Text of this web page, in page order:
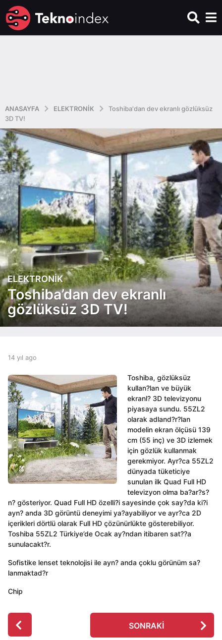
ANASAYFA ELEKTRONIK
Toshiba'dan dev ekranlı gözlüksüz
3D TV!
1
4
y
ı
1
4
y
ı
l
a
g
o
ELEKTRONIK
Toshiba’dan dev ekranlı
gözlüksüz 3D TV!
b
a
d
m
i
n
14 yıl ago
y
ı
l
a
g
o
Toshiba, gözlüksüz
kullan?lan ve büyük
ekranl? 3D televizyonu
piyasaya sundu. 55ZL2
olarak adland?r?lan
modelin ekran ölçüsü 139
cm (55 inç) ve 3D izlemek
için gözlük kullanmak
gerekmiyor. Ayr?ca 55ZL2
dünyada tüketiciye
sunulan ilk Quad Full HD
televizyon olma ba?ar?s?
n? gösteriyor. Quad Full HD özelli?i sayesinde çok say?da ki?i
ayn? anda 3D görüntü deneyimi ya?ayabiliyor ve ayr?ca 2D
içerikleri dörtlü olarak Full HD çözünürlükte gösterebiliyor.
Toshiba 55ZL2 Türkiye’de Ocak ay?ndan itibaren sat??a
sunulacakt?r.
Sofistike lenset teknolojisi ile ayn? anda çoklu görünüm sa?
lanmaktad?r
Chip
P
o
SONRAKI